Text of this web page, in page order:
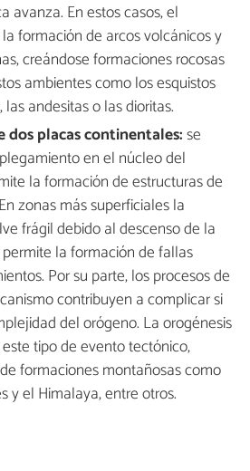
avanza. En estos casos, el
formación de arcos volcánicos y
creándose formaciones rocosas
ambientes como los esquistos
andesitas o las dioritas.
dos placas continentales:se
en el núcleo del
la formación de estructuras de
zonas más superficiales la
frágil debido al descenso de la
la formación de fallas
Por su parte, los procesos de
contribuyen a complicar si
del orógeno. La orogénesis
tipo de evento tectónico,
formaciones montañosas como
y el Himalaya, entre otros.